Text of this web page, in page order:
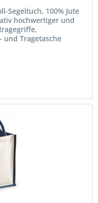
Segeltuch, 100% Jute
hochwertiger und
und Tragetasche